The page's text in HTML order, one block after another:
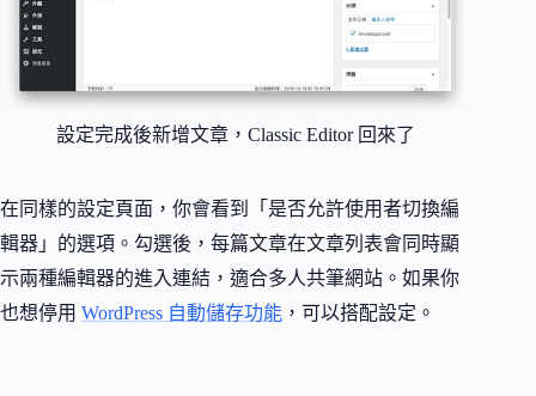
設定完成後新增文章，Classic Editor 回來了
在同樣的設定頁面，你會看到「是否允許使用者切換編
輯器」的選項。勾選後，每篇文章在文章列表會同時顯
示兩種編輯器的進入連結，適合多人共筆網站。如果你
也想停用 WordPress 自動儲存功能 ，可以搭配設定。